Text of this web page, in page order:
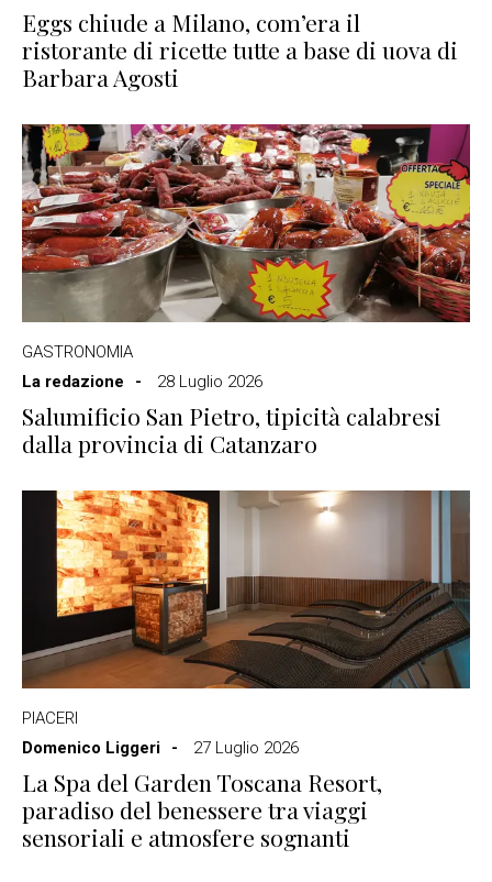
Eggs chiude a Milano, com’era il
ristorante di ricette tutte a base di uova di
Barbara Agosti
GASTRONOMIA
La redazione
28 Luglio 2026
Salumificio San Pietro, tipicità calabresi
dalla provincia di Catanzaro
PIACERI
Domenico Liggeri
27 Luglio 2026
La Spa del Garden Toscana Resort,
paradiso del benessere tra viaggi
sensoriali e atmosfere sognanti